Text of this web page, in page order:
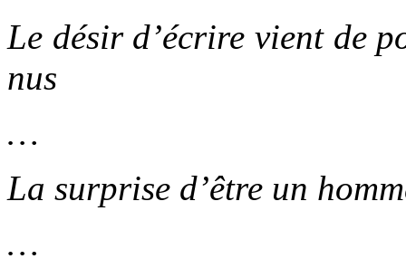
Le désir d’écrire vient de
nus
…
La surprise d’être un
…